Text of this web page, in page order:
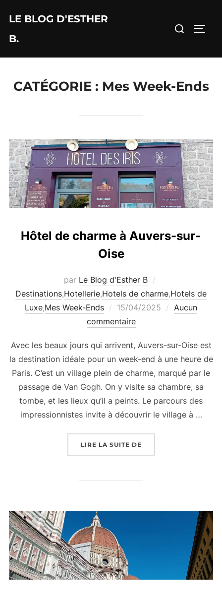
contenu
LE BLOG D'ESTHER
B.
Rechercher :
CATÉGORIE : Mes Week-Ends
Hôtel de charme à Auvers-sur-
Oise
par Le Blog d'Esther B
Destinations,Hotellerie,Hotels de charme,Hotels de
Luxe,Mes Week-Ends
Publié
le
15/04/2025
Aucun
commentaire
Avec les beaux jours qui arrivent, Auvers-sur-Oise est
la destination idéale pour un week-end à une heure de
Paris. C’est un village plein de charme, marqué par le
passage de Van Gogh. On y visite sa chambre, sa
tombe, et les lieux qu’il a peints. Le parcours des
impressionnistes invite à découvrir le village à …
LIRE LA SUITE DE« HÔTEL DE CHARME